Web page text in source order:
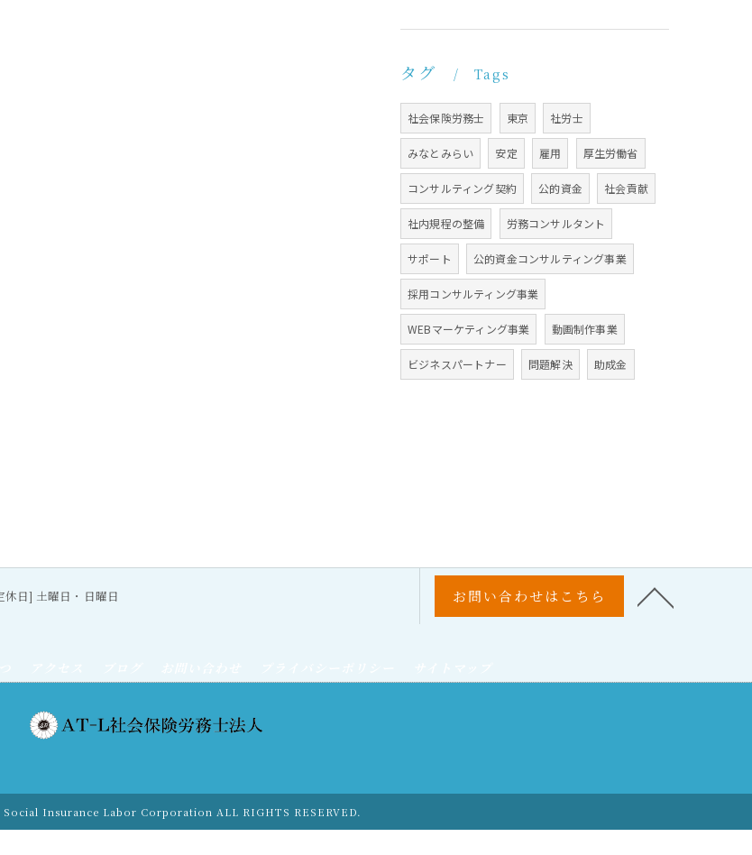
タグ Tags
社会保険労務士 東京 社労士
みなとみらい 安定 雇用 厚生労働省
コンサルティング契約 公的資金 社会貢献
社内規程の整備 労務コンサルタント
サポート 公的資金コンサルティング事業
採用コンサルティング事業
WEBマーケティング事業 動画制作事業
ビジネスパートナー 問題解決 助成金
休日] 土曜日・日曜日 お問い合わせはこちら
Social Insurance Labor Corporation ALL RIGHTS RESERVED.